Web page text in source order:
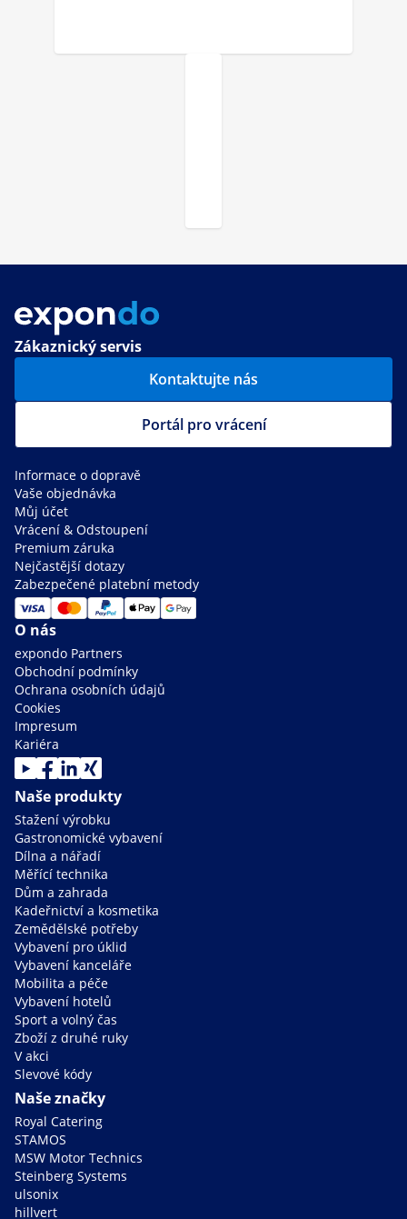
Zákaznický servis
Kontaktujte nás
Portál pro vrácení
Informace o dopravě
Vaše objednávka
Můj účet
Vrácení & Odstoupení
Premium záruka
Nejčastější dotazy
Zabezpečené platební metody
O nás
expondo Partners
Obchodní podmínky
Ochrana osobních údajů
Cookies
Impresum
Kariéra
Naše produkty
Stažení výrobku
Gastronomické vybavení
Dílna a nářadí
Měřící technika
Dům a zahrada
Kadeřnictví a kosmetika
Zemědělské potřeby
Vybavení pro úklid
Vybavení kanceláře
Mobilita a péče
Vybavení hotelů
Sport a volný čas
Zboží z druhé ruky
V akci
Slevové kódy
Naše značky
Royal Catering
STAMOS
MSW Motor Technics
Steinberg Systems
ulsonix
hillvert